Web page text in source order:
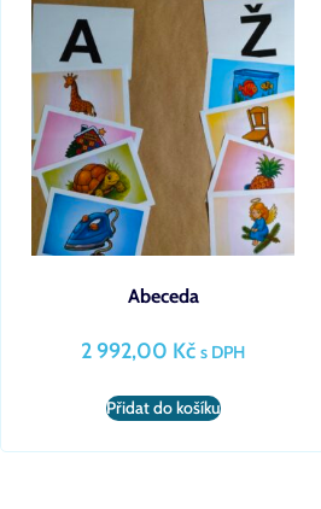
Abeceda
2 992,00 Kč s DPH
Přidat do košíku